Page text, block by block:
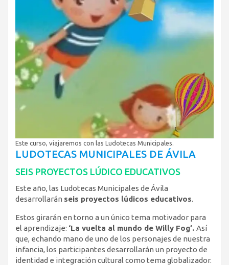
Este curso, viajaremos con las Ludotecas Municipales.
LUDOTECAS MUNICIPALES DE ÁVILA
SEIS PROYECTOS LÚDICO EDUCATIVOS
Este año, las Ludotecas Municipales de Ávila
desarrollarán seis proyectos lúdicos educativos.
Estos girarán en torno a un único tema motivador para
el aprendizaje: ‘La vuelta al mundo de Willy Fog’. Así
que, echando mano de uno de los personajes de nuestra
infancia, los participantes desarrollarán un proyecto de
identidad e integración cultural como tema globalizador.